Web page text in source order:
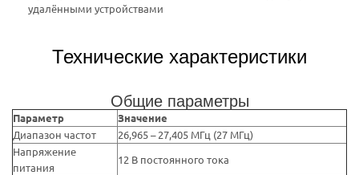
удалёнными устройствами
Технические характеристики
Общие параметры
Параметр
Значение
Диапазон частот
26,965 – 27,405 МГц (27 МГц)
Напряжение
питания
12 В постоянного тока